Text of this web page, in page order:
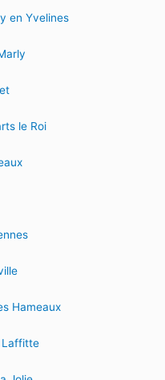
en Yvelines
le Roi
Hameaux
Laffitte